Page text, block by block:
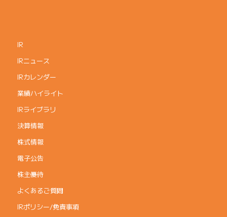
IR
IRニュース
IRカレンダー
業績ハイライト
IRライブラリ
決算情報
株式情報
電子公告
株主優待
よくあるご質問
IRポリシー/免責事項